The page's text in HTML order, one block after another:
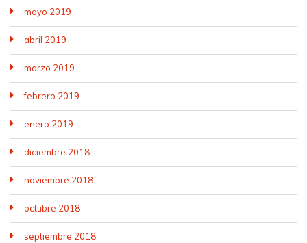
mayo 2019
abril 2019
marzo 2019
febrero 2019
enero 2019
diciembre 2018
noviembre 2018
octubre 2018
septiembre 2018